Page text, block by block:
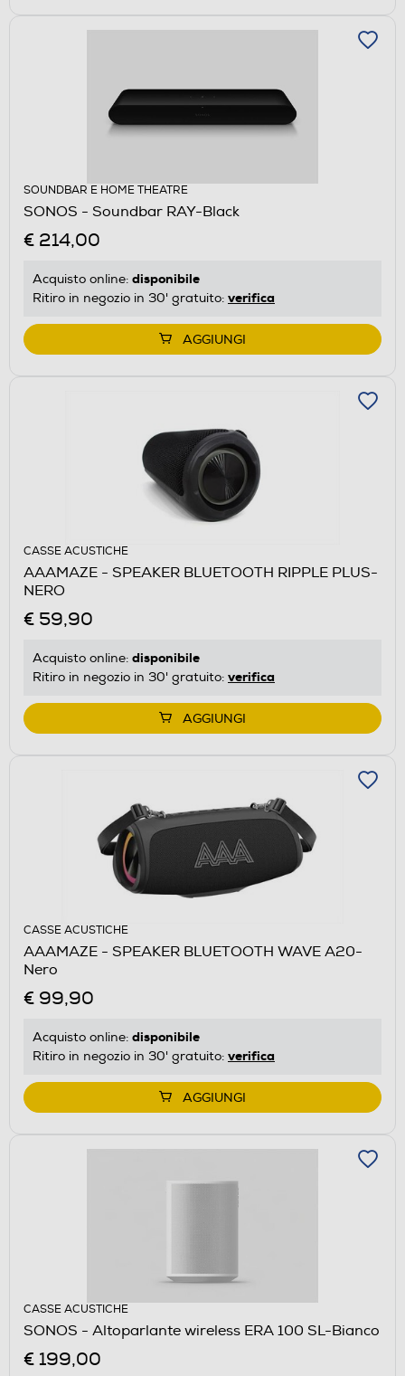
SOUNDBAR E HOME THEATRE
SONOS - Soundbar RAY-Black
€ 214,00
Acquisto online: disponibile
Ritiro in negozio in 30' gratuito: verifica
AGGIUNGI
CASSE ACUSTICHE
AAAMAZE - SPEAKER BLUETOOTH RIPPLE PLUS-
NERO
€ 59,90
Acquisto online: disponibile
Ritiro in negozio in 30' gratuito: verifica
AGGIUNGI
CASSE ACUSTICHE
AAAMAZE - SPEAKER BLUETOOTH WAVE A20-
Nero
€ 99,90
Acquisto online: disponibile
Ritiro in negozio in 30' gratuito: verifica
AGGIUNGI
CASSE ACUSTICHE
SONOS - Altoparlante wireless ERA 100 SL-Bianco
€ 199,00